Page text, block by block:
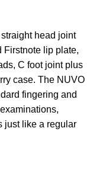
head joint
Firstnote lip plate,
C foot joint plus
case. The NUVO
fingering and
just like a regular